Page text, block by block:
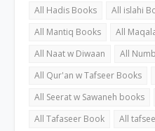
All Hadis Books
All islahi
All Mantiq Books
All
All Naat w Diwaan
All
All Qur'an w Tafseer Books
All Seerat w Sawaneh books
All Tafaseer Book
All